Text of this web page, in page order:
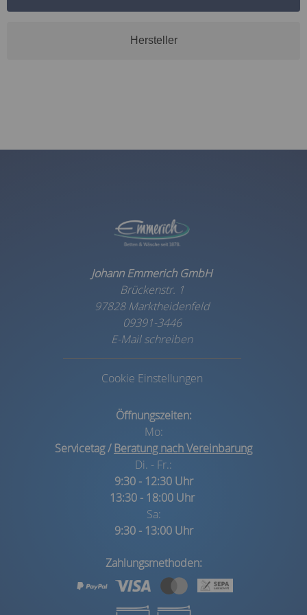
Hersteller
Johann Emmerich GmbH
Brückenstr. 1
97828 Marktheidenfeld
09391-3446
E-Mail schreiben
Cookie Einstellungen
Öffnungszeiten:
Mo:
Servicetag /Beratung nach Vereinbarung
Di. - Fr.:
9:30 - 12:30 Uhr
13:30 - 18:00 Uhr
Sa:
9:30 - 13:00 Uhr
Zahlungsmethoden: